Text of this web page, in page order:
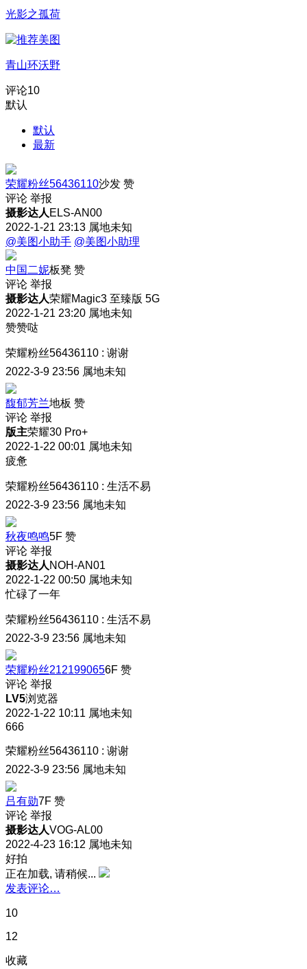
光影之孤荷
青山环沃野
评论10
默认
默认
最新
荣耀粉丝56436110沙发 赞
评论 举报
摄影达人 ELS-AN00
2022-1-21 23:13 属地未知
@美图小助手 @美图小助理
中国二妮板凳 赞
评论 举报
摄影达人荣耀Magic3 至臻版 5G
2022-1-21 23:20 属地未知
赞赞哒
荣耀粉丝56436110 : 谢谢
2022-3-9 23:56 属地未知
馥郁芳兰地板 赞
评论 举报
版主荣耀30 Pro+
2022-1-22 00:01 属地未知
疲惫
荣耀粉丝56436110 : 生活不易
2022-3-9 23:56 属地未知
秋夜鸣鸣5F 赞
评论 举报
摄影达人 NOH-AN01
2022-1-22 00:50 属地未知
忙碌了一年
荣耀粉丝56436110 : 生活不易
2022-3-9 23:56 属地未知
荣耀粉丝2121990656F 赞
评论 举报
LV5浏览器
2022-1-22 10:11 属地未知
666
荣耀粉丝56436110 : 谢谢
2022-3-9 23:56 属地未知
吕有勋7F 赞
评论 举报
摄影达人VOG-AL00
2022-4-23 16:12 属地未知
好拍
正在加载, 请稍候...
发表评论…
10
12
收藏